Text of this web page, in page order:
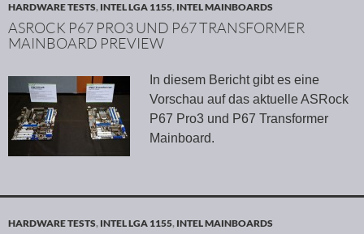
HARDWARE TESTS, INTEL LGA 1155, INTEL MAINBOARDS
ASROCK P67 PRO3 UND P67 TRANSFORMER
MAINBOARD PREVIEW
In diesem Bericht gibt es eine
Vorschau auf das aktuelle ASRock
P67 Pro3 und P67 Transformer
Mainboard.
HARDWARE TESTS, INTEL LGA 1155, INTEL MAINBOARDS